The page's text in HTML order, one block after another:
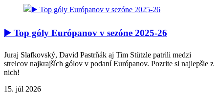
▶️ Top góly Európanov v sezóne 2025-26
Juraj Slafkovský, David Pastrňák aj Tim Stützle patrili medzi
strelcov najkrajších gólov v podaní Európanov. Pozrite si najlepšie z
nich!
15. júl 2026